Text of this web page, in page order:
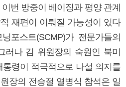
번 방중이 베이징과 평양 관계
재편이 이뤄질 가능성이 있다
포스트(SCMP)가 전문가들의
러나 김 위원장의 숙원인 북미
령이 적극적으로 나설 의지를
장의 전승절 열병식 참석은 일